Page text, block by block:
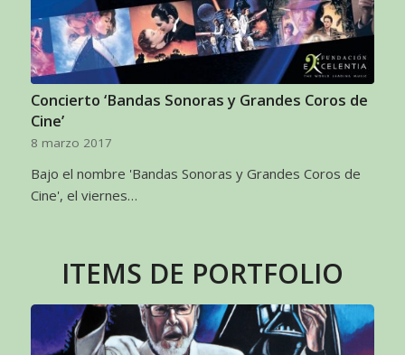
Concierto ‘Bandas Sonoras y Grandes Coros de
Cine’
8 marzo 2017
Bajo el nombre 'Bandas Sonoras y Grandes Coros de
Cine', el viernes…
ITEMS DE PORTFOLIO